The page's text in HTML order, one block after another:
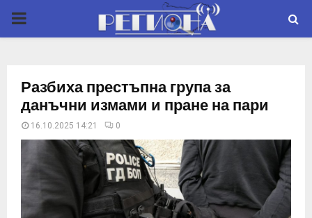
P
M
Разбиха престъпна група за
данъчни измами и пране на пари
16.10.2025 14:21 0